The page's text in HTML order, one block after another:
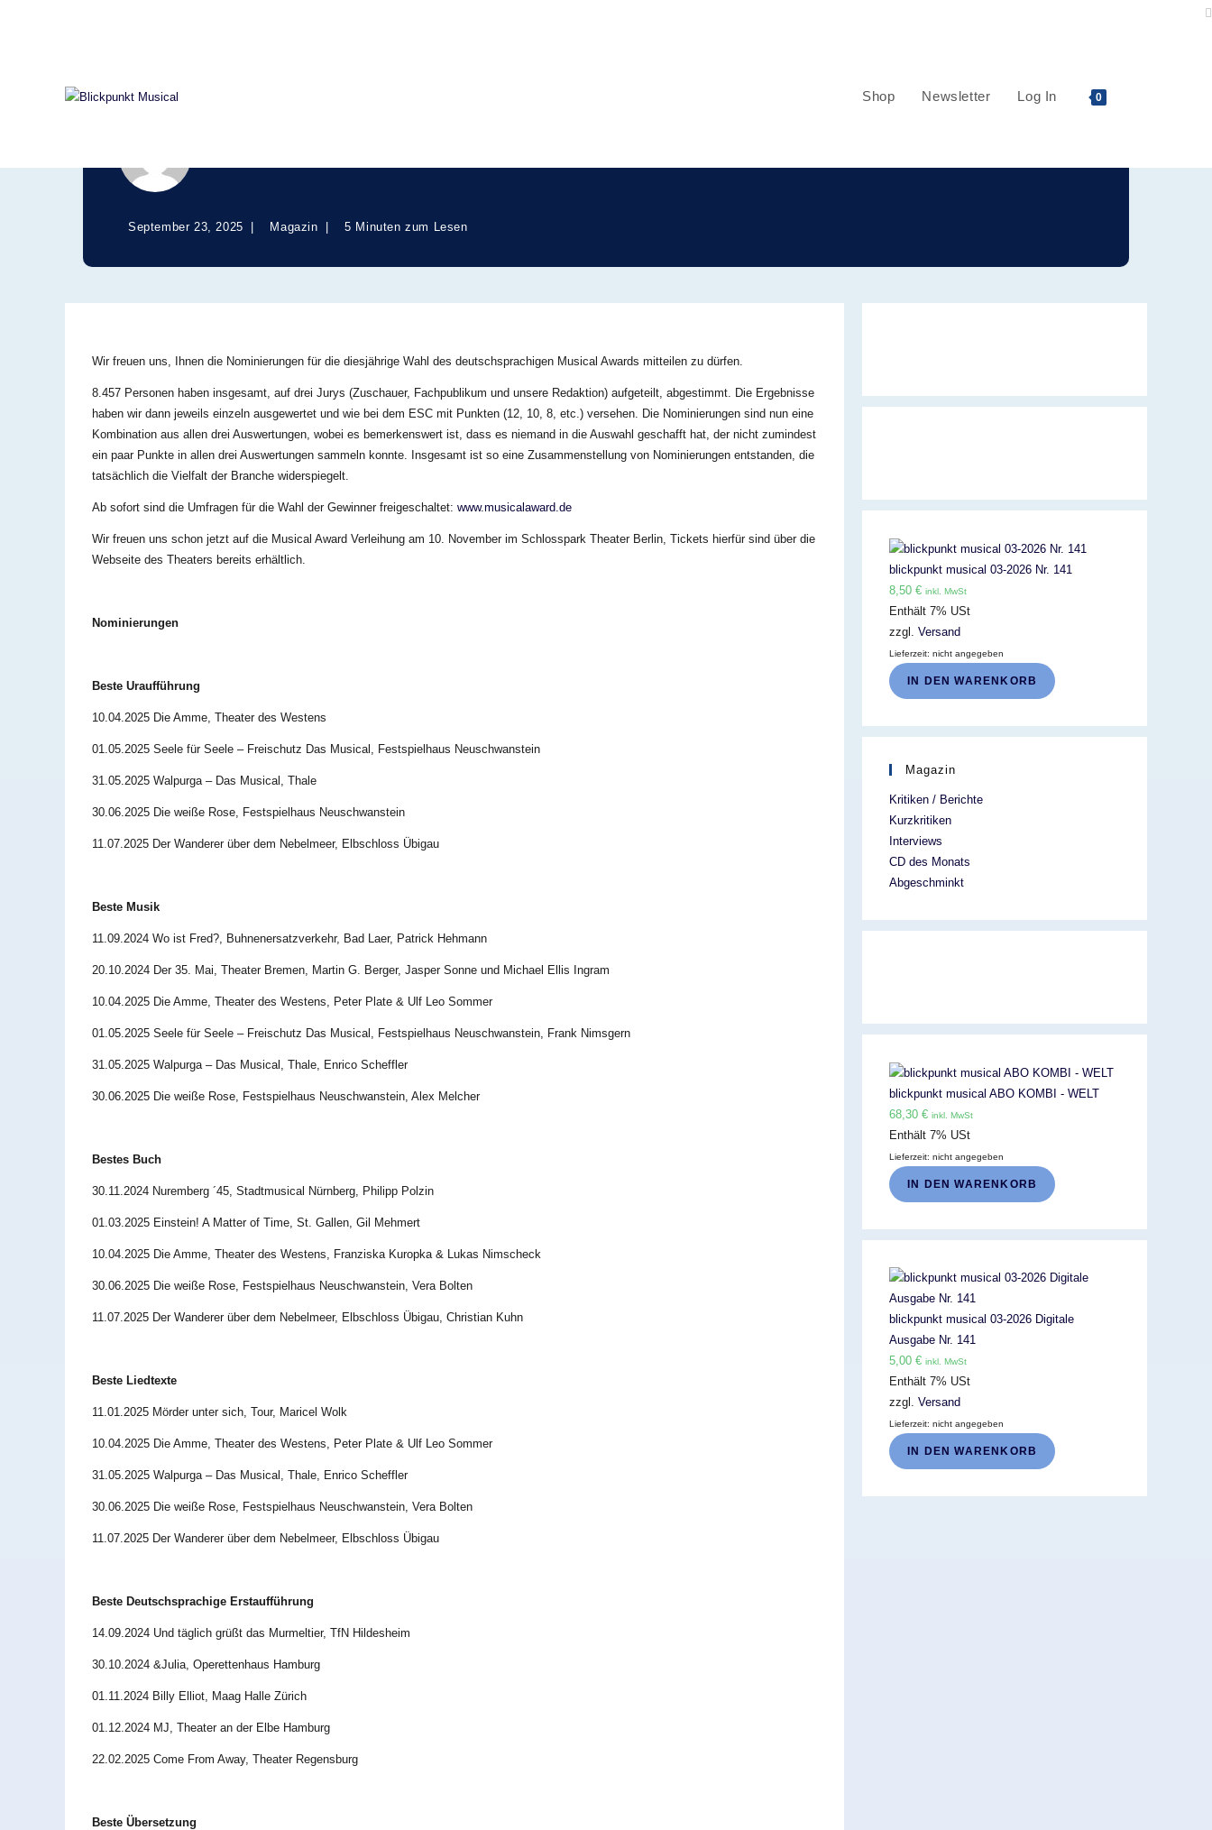
Shop Newsletter Log In 0
September 23, 2025 Magazin 5 Minuten zum Lesen
Wir freuen uns, Ihnen die Nominierungen für die diesjährige Wahl des deutschsprachigen Musical Awards mitteilen zu dürfen.
8.457 Personen haben insgesamt, auf drei Jurys (Zuschauer, Fachpublikum und unsere Redaktion) aufgeteilt, abgestimmt. Die Ergebnisse
haben wir dann jeweils einzeln ausgewertet und wie bei dem ESC mit Punkten (12, 10, 8, etc.) versehen. Die Nominierungen sind nun eine
Kombination aus allen drei Auswertungen, wobei es bemerkenswert ist, dass es niemand in die Auswahl geschafft hat, der nicht zumindest
ein paar Punkte in allen drei Auswertungen sammeln konnte. Insgesamt ist so eine Zusammenstellung von Nominierungen entstanden, die
tatsächlich die Vielfalt der Branche widerspiegelt.
Ab sofort sind die Umfragen für die Wahl der Gewinner freigeschaltet: www.musicalaward.de
Wir freuen uns schon jetzt auf die Musical Award Verleihung am 10. November im Schlosspark Theater Berlin, Tickets hierfür sind über die
Webseite des Theaters bereits erhältlich.
Nominierungen
Beste Uraufführung
10.04.2025 Die Amme, Theater des Westens
01.05.2025 Seele für Seele – Freischutz Das Musical, Festspielhaus Neuschwanstein
31.05.2025 Walpurga – Das Musical, Thale
30.06.2025 Die weiße Rose, Festspielhaus Neuschwanstein
11.07.2025 Der Wanderer über dem Nebelmeer, Elbschloss Übigau
Beste Musik
11.09.2024 Wo ist Fred?, Buhnenersatzverkehr, Bad Laer, Patrick Hehmann
20.10.2024 Der 35. Mai, Theater Bremen, Martin G. Berger, Jasper Sonne und Michael Ellis Ingram
10.04.2025 Die Amme, Theater des Westens, Peter Plate & Ulf Leo Sommer
01.05.2025 Seele für Seele – Freischutz Das Musical, Festspielhaus Neuschwanstein, Frank Nimsgern
31.05.2025 Walpurga – Das Musical, Thale, Enrico Scheffler
30.06.2025 Die weiße Rose, Festspielhaus Neuschwanstein, Alex Melcher
Bestes Buch
30.11.2024 Nuremberg ´45, Stadtmusical Nürnberg, Philipp Polzin
01.03.2025 Einstein! A Matter of Time, St. Gallen, Gil Mehmert
10.04.2025 Die Amme, Theater des Westens, Franziska Kuropka & Lukas Nimscheck
30.06.2025 Die weiße Rose, Festspielhaus Neuschwanstein, Vera Bolten
11.07.2025 Der Wanderer über dem Nebelmeer, Elbschloss Übigau, Christian Kuhn
Beste Liedtexte
11.01.2025 Mörder unter sich, Tour, Maricel Wolk
10.04.2025 Die Amme, Theater des Westens, Peter Plate & Ulf Leo Sommer
31.05.2025 Walpurga – Das Musical, Thale, Enrico Scheffler
30.06.2025 Die weiße Rose, Festspielhaus Neuschwanstein, Vera Bolten
11.07.2025 Der Wanderer über dem Nebelmeer, Elbschloss Übigau
Beste Deutschsprachige Erstaufführung
14.09.2024 Und täglich grüßt das Murmeltier, TfN Hildesheim
30.10.2024 &Julia, Operettenhaus Hamburg
01.11.2024 Billy Elliot, Maag Halle Zürich
01.12.2024 MJ, Theater an der Elbe Hamburg
22.02.2025 Come From Away, Theater Regensburg
Beste Übersetzung
blickpunkt musical 03-2026 Nr. 141
8,50 € inkl. MwSt
Enthält 7% USt
zzgl. Versand
Lieferzeit: nicht angegeben
IN DEN WARENKORB
Magazin
Kritiken / Berichte
Kurzkritiken
Interviews
CD des Monats
Abgeschminkt
blickpunkt musical ABO KOMBI - WELT
68,30 € inkl. MwSt
Enthält 7% USt
Lieferzeit: nicht angegeben
IN DEN WARENKORB
blickpunkt musical 03-2026 Digitale
Ausgabe Nr. 141
5,00 € inkl. MwSt
Enthält 7% USt
zzgl. Versand
Lieferzeit: nicht angegeben
IN DEN WARENKORB